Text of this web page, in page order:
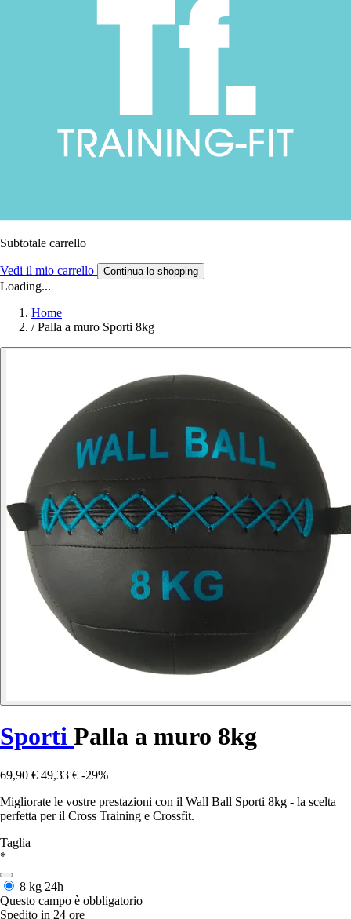
Subtotale carrello
Vedi il mio carrello Continua lo shopping
Loading...
Home
/ Palla a muro Sporti 8kg
Sporti Palla a muro 8kg
69,90 € 49,33 € -29%
Migliorate le vostre prestazioni con il Wall Ball Sporti 8kg - la scelta
perfetta per il Cross Training e Crossfit.
Taglia
*
8 kg 24h
Questo campo è obbligatorio
Spedito in 24 ore